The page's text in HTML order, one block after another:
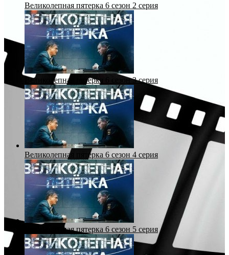
Великолепная пятерка 6 сезон 2 серия
Великолепная пятерка 6 сезон 3 серия
Великолепная пятерка 6 сезон 4 серия
Великолепная пятерка 6 сезон 5 серия